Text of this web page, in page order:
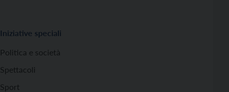
Iniziative speciali
Politica e società
Spettacoli
Sport